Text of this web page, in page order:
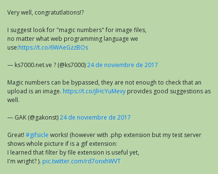
Very well, congratutlations!?
I suggest look for "magic numbers" for image files,
no matter what web programming language we
use:https://t.co/6WAeGzzBOs
— ks7000.net.ve ? (@ks7000)24 de noviembre de 2017
Magic numbers can be bypassed, they are not enough to check that an
upload is an image. https://t.co/jlHcYuMevy provides good suggestions as
well.
— GAK (@gakonst)24 de noviembre de 2017
Great! #gifsicle works! (however with .php extension but my test server
shows whole picture if is a gif extension:
I learned that filter by file extension is useful yet,
I'm wright? ). pic.twitter.com/rd7onxhWVT